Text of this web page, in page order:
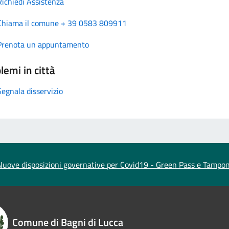
il comune + 39 0583 809911
un appuntamento
in città
disservizio
disposizioni governative per Covid19 - Green Pass e
Comune di Bagni di Lucca